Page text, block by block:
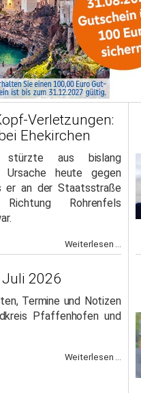
Verletzungen:
Ehekirchen
stürzte aus bislang
Ursache heute gegen
er an der Staatsstraße
Rohrenfels
Weiterlesen ...
Juli 2026
Termine und Notizen
Pfaffenhofen und
Weiterlesen ...